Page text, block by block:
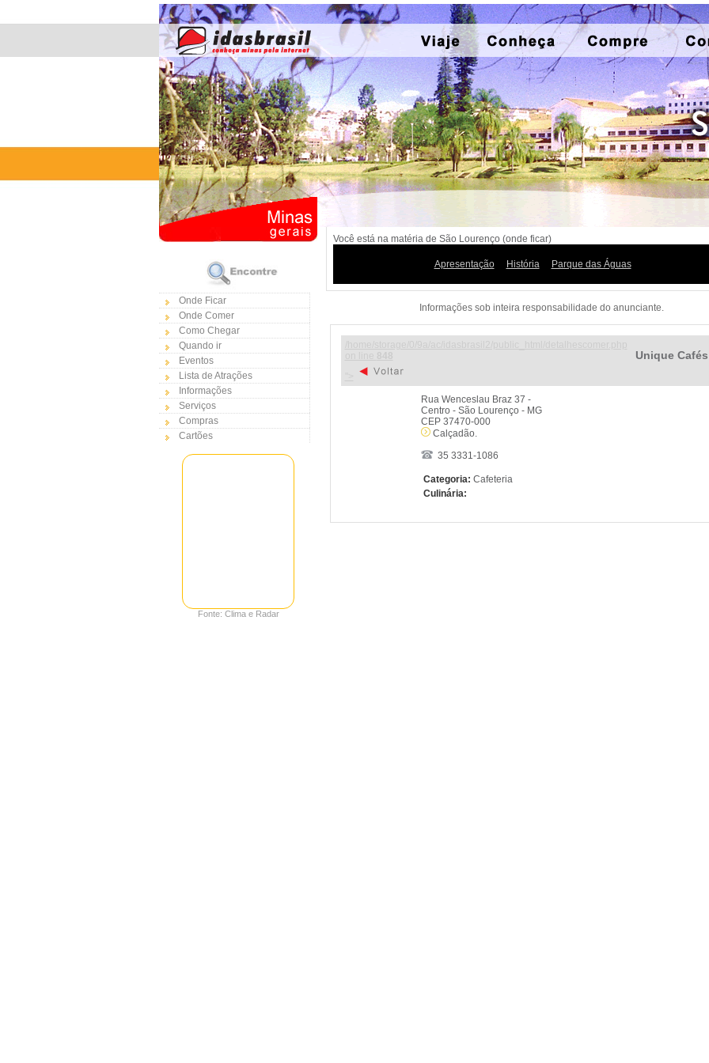
Onde Ficar
Onde Comer
Como Chegar
Quando ir
Eventos
Lista de Atrações
Informações
Serviços
Compras
Cartões
Fonte: Clima e Radar
Você está na matéria de São Lourenço (onde ficar)
Apresentação História Parque das Águas
Informações sob inteira responsabilidade do anunciante.
Unique Cafés
Rua Wenceslau Braz 37 -
Centro - São Lourenço - MG
CEP 37470-000
Calçadão.
35 3331-1086
Categoria: Cafeteria
Culinária: